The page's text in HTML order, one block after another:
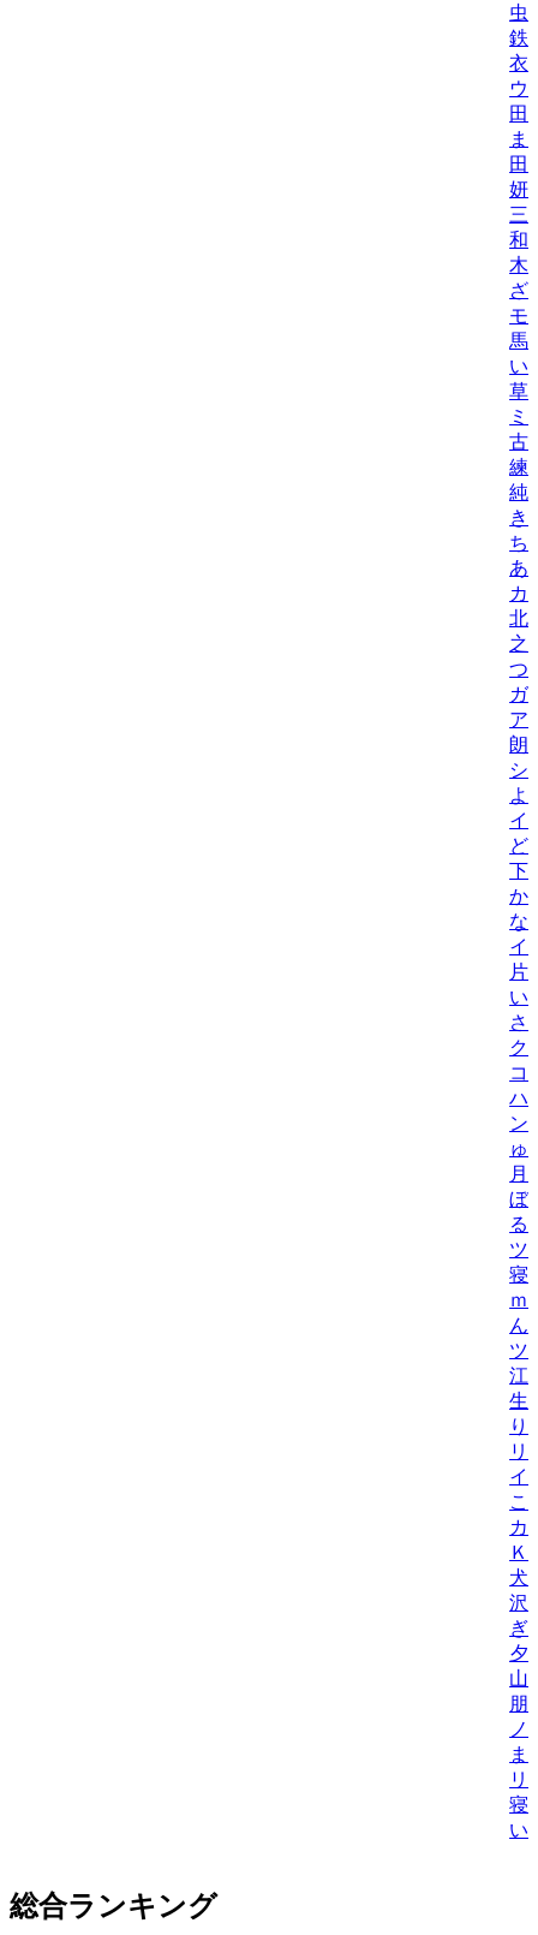
虫
鉄/
衣/
ウ
田
ま
田
妍/
三
和
木
ざ
モ
馬
い
草
ミ
古
練/
純/
き
ち
あ
カ
北
之
つ
ガ
ア
朗
シ
よ
イ
ど
下
か
な
イ
片
い
さ
ク
コ
ハ
ン
ゅ
月
ぼ
る
ツ
寝
ｍ
ん
ツ
江
生
り
リ
イ
こ
カ
Ｋ
犬
沢
ぎ
夕
山
朋
ノ
ま
リ
寝
い/
総合ランキング